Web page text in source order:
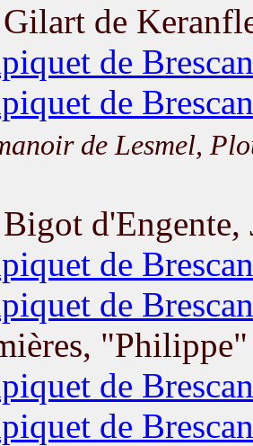
de
de
de
de Lesmel,
d'Engente,
de
de
de
de